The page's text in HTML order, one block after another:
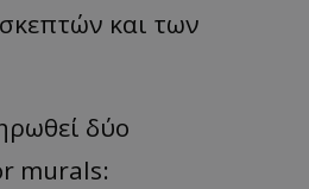
και των
δύο
murals: